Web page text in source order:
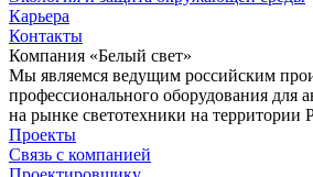
Карьера
Контакты
Компания «Белый свет»
Мы являемся ведущим российским
профессионального оборудования для
на рынке светотехники на
Проекты
Связь с компанией